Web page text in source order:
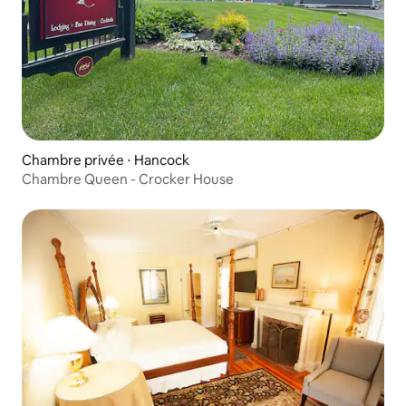
Chambre privée ⋅ Hancock
Chambre Queen - Crocker House